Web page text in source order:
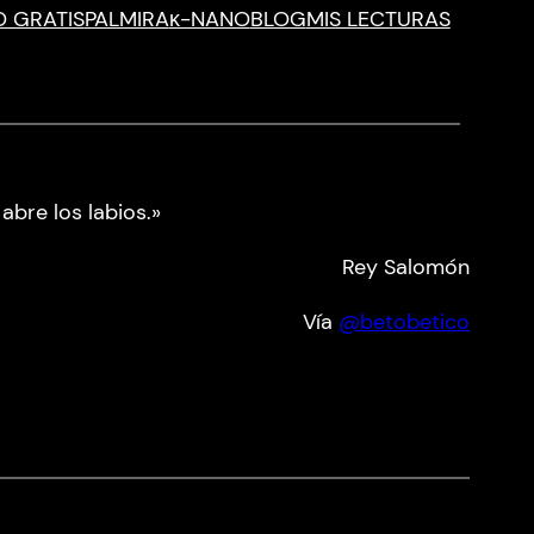
GRATISPALMIRAκ-NANOBLOGMIS LECTURAS
los labios.»
Rey Salomón
Vía @betobetico